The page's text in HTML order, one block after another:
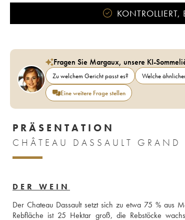
Fragen Sie Margaux, unsere KI-
Zu welchem Gericht passt es? Welche
Eine weitere Frage stellen
PRÄSENTATION
CHÂTEAU DASSAULT
DER WEIN
Der Chateau Dassault setzt sich zu etwa 75 % aus
Rebfläche ist 25 Hektar groß, die Rebstöcke